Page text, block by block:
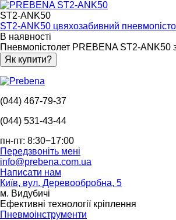
ST2-ANK50
ST2-ANK50 цвяхозабивний
В наявності
Пневмопістолет PREBENA ST2-ANK50
Як купити?
(044) 467-79-37
(044) 531-43-44
пн-пт: 8:30−17:00
Передзвоніть мені
info@prebena.com.ua
Написати нам
Київ, вул. Деревообробна, 5
м. Видубичі
Ефективні технології кріплення
Пневмоінструменти